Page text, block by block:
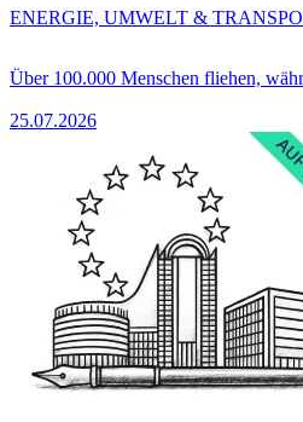
Über 100.000 Menschen fliehen,
25.07.2026
ENERGIE, UMWELT &